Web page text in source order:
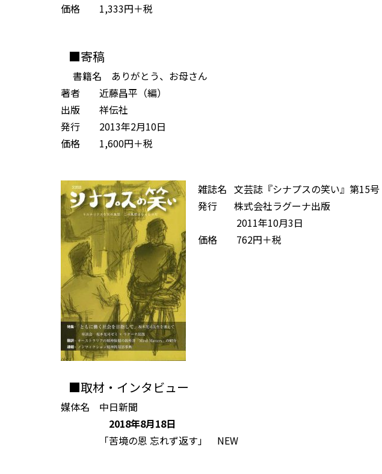
価格 1,333円＋税
■寄稿
書籍名 ありがとう、お母さん
著者 近藤昌平（編）
出版 祥伝社
発行 2013年2月10日
価格 1,600円＋税
雑誌名 文芸誌『シナプスの笑い』第15号
発行 株式会社ラグーナ出版
2011年10月3日
価格 762円＋税
■取材・インタビュー
媒体名 中日新聞
2018年8月18日
「苦境の恩 忘れず返す」 NEW